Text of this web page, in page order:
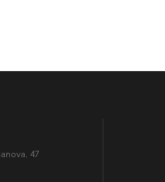
47